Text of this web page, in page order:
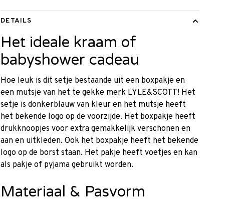
DETAILS
Het ideale kraam of
babyshower cadeau
Hoe leuk is dit setje bestaande uit een boxpakje en
een mutsje van het te gekke merk LYLE&SCOTT! Het
setje is donkerblauw van kleur en het mutsje heeft
het bekende logo op de voorzijde. Het boxpakje heeft
drukknoopjes voor extra gemakkelijk verschonen en
aan en uitkleden. Ook het boxpakje heeft het bekende
logo op de borst staan. Het pakje heeft voetjes en kan
als pakje of pyjama gebruikt worden.
Materiaal & Pasvorm